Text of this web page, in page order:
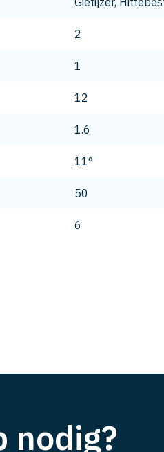
2
1
12
1.6
11°
50
6
nodig?